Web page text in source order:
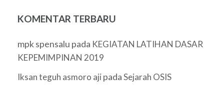
KOMENTAR TERBARU
mpk spensalu pada KEGIATAN LATIHAN DASAR
KEPEMIMPINAN 2019
Iksan teguh asmoro aji padaSejarah OSIS